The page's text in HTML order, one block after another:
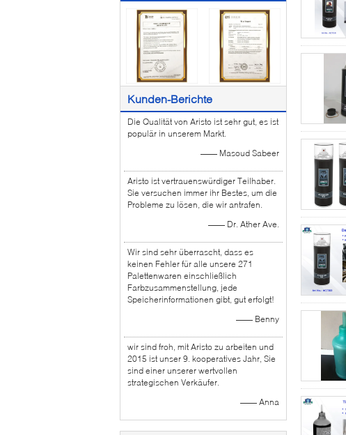
Kunden-Berichte
Die Qualität von Aristo ist sehr gut, es ist
populär in unserem Markt.
—— Masoud Sabeer
Aristo ist vertrauenswürdiger Teilhaber.
Sie versuchen immer ihr Bestes, um die
Probleme zu lösen, die wir antrafen.
—— Dr. Ather Ave.
Wir sind sehr überrascht, dass es
keinen Fehler für alle unsere 271
Palettenwaren einschließlich
Farbzusammenstellung, jede
Speicherinformationen gibt, gut erfolgt!
—— Benny
wir sind froh, mit Aristo zu arbeiten und
2015 ist unser 9. kooperatives Jahr, Sie
sind einer unserer wertvollen
strategischen Verkäufer.
—— Anna